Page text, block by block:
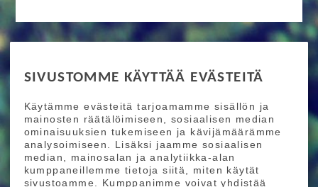
SIVUSTOMME KÄYTTÄÄ EVÄSTEITÄ
Käytämme evästeitä tarjoamamme sisällön ja
mainosten räätälöimiseen, sosiaalisen median
ominaisuuksien tukemiseen ja kävijämäärämme
analysoimiseen. Lisäksi jaamme sosiaalisen
median, mainosalan ja analytiikka-alan
kumppaneillemme tietoja siitä, miten käytät
sivustoamme. Kumppanimme voivat yhdistää
Ride More – Pyöräkauppa ja pyörähuolto
Helsingissä
TILAA UUTISKIRJEEMME